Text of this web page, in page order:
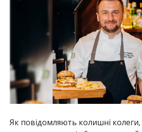
Як повідомляють колишні